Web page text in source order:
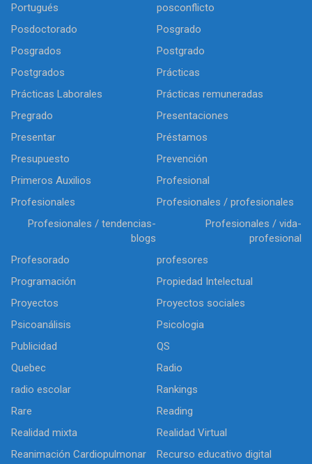
Portugués
posconflicto
Posdoctorado
Posgrado
Posgrados
Postgrado
Postgrados
Prácticas
Prácticas Laborales
Prácticas remuneradas
Pregrado
Presentaciones
Presentar
Préstamos
Presupuesto
Prevención
Primeros Auxilios
Profesional
Profesionales
Profesionales / profesionales
Profesionales / tendencias-
blogs
Profesionales / vida-
profesional
Profesorado
profesores
Programación
Propiedad Intelectual
Proyectos
Proyectos sociales
Psicoanálisis
Psicologia
Publicidad
QS
Quebec
Radio
radio escolar
Rankings
Rare
Reading
Realidad mixta
Realidad Virtual
Reanimación Cardiopulmonar
Recurso educativo digital